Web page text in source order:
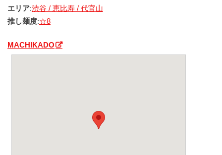
エリア:渋谷 / 恵比寿 / 代官山
推し麺度:☆8
MACHIKADO